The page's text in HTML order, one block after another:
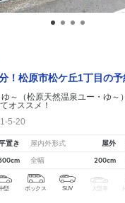
！松原市松ケ丘1丁目の予
～（松原天然温泉ユー・ゆ～
オススメ！
5-20
置き 屋内外形式 屋外
全幅 200cm
型 ボックス SUV 大型車